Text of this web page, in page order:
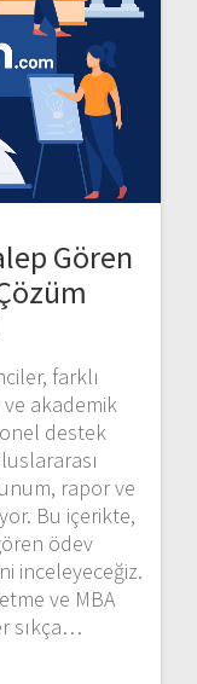
Gören
farklı
akademik
destek
rapor ve
Bu içerikte,
ödev
inceleyeceğiz.
ve MBA
sıkça…